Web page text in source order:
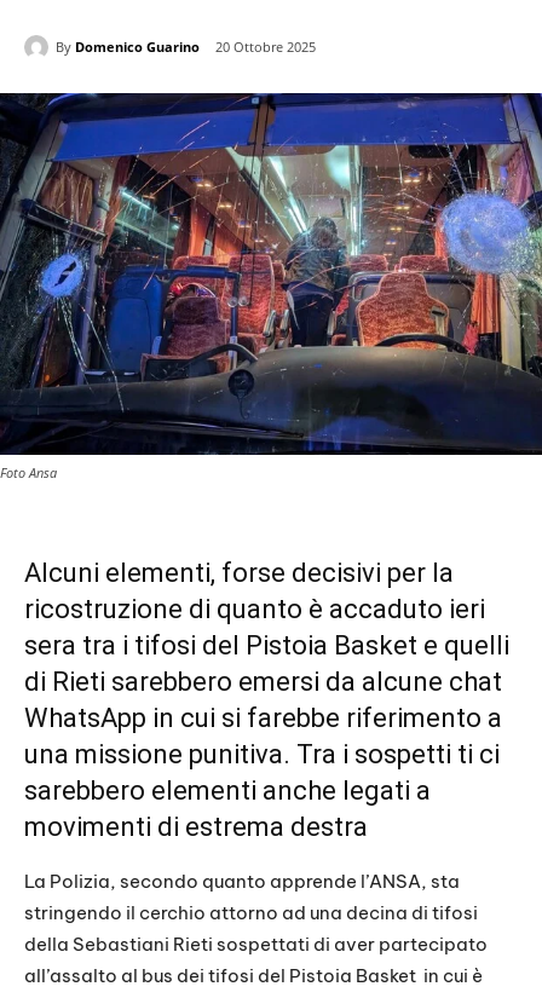
By Domenico Guarino 20 Ottobre 2025
Foto Ansa
Alcuni elementi, forse decisivi per la
ricostruzione di quanto è accaduto ieri
sera tra i tifosi del Pistoia Basket e quelli
di Rieti sarebbero emersi da alcune chat
WhatsApp in cui si farebbe riferimento a
una missione punitiva. Tra i sospetti ti ci
sarebbero elementi anche legati a
movimenti di estrema destra
La Polizia, secondo quanto apprende l’ANSA, sta
stringendo il cerchio attorno ad una decina di tifosi
della Sebastiani Rieti sospettati di aver partecipato
all’assalto al bus dei tifosi del Pistoia Basket in cui è